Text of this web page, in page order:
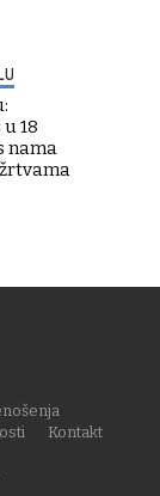
18
nama
Kontakt